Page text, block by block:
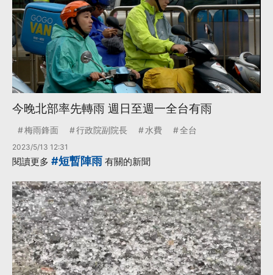
今晚北部率先轉雨 週日至週一全台有雨
梅雨鋒面 行政院副院長 水費 全台
2023/5/13 12:31
閱讀更多 #短暫陣雨 有關的新聞